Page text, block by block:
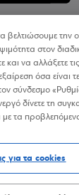
© 2026
Χρήσης
στον
βελτιώσουμε την
στον
και να αλλάξετε
όσα είναι
σύνδεσμο
δίνετε τη
τα
για τα cookies